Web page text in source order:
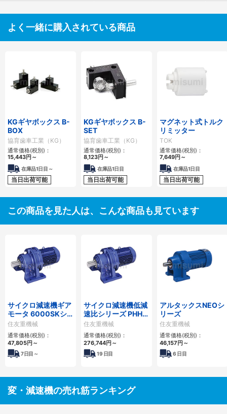
よく一緒に購入されている商品
KGギヤボックス B-
BOX
協育歯車工業（KG）
通常価格(税別)：
15,443円～
在庫品1日目～
当日出荷可能
KGギヤボックス B-
SET
協育歯車工業（KG）
通常価格(税別)：
8,123円～
在庫品1日目
当日出荷可能
マグネット式トルク
リミッター
TOK
通常価格(税別)：
7,649円～
在庫品1日目
当日出荷可能
この商品を見た人は、こんな商品も見ています
サイクロ減速機ギア
モータ 6000SKシ
リーズ
住友重機械
通常価格(税別)：
47,805円～
7日目～
サイクロ減速機低減
速比シリーズ PHHM
形
住友重機械
通常価格(税別)：
276,744円～
19 日目
アルタックスNEOシ
リーズ
住友重機械
通常価格(税別)：
46,157円～
6 日目
変・減速機の売れ筋ランキング